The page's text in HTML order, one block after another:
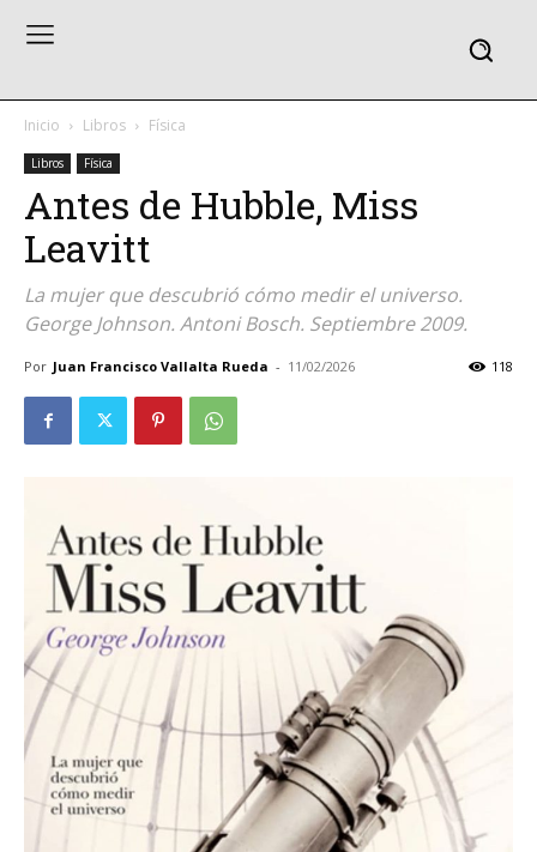
Inicio Libros Física
Libros Física
Antes de Hubble, Miss
Leavitt
La mujer que descubrió cómo medir el universo.
George Johnson. Antoni Bosch. Septiembre 2009.
Por Juan Francisco Vallalta Rueda - 11/02/2026 118